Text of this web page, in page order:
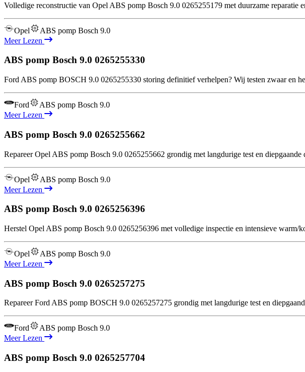
Volledige reconstructie van Opel ABS pomp Bosch 9.0 0265255179 met duurzame reparatie
Opel
ABS pomp Bosch 9.0
Meer Lezen
ABS pomp Bosch 9.0 0265255330
Ford ABS pomp BOSCH 9.0 0265255330 storing definitief verhelpen? Wij testen zwaar en
Ford
ABS pomp Bosch 9.0
Meer Lezen
ABS pomp Bosch 9.0 0265255662
Repareer Opel ABS pomp Bosch 9.0 0265255662 grondig met langdurige test en diepgaande
Opel
ABS pomp Bosch 9.0
Meer Lezen
ABS pomp Bosch 9.0 0265256396
Herstel Opel ABS pomp Bosch 9.0 0265256396 met volledige inspectie en intensieve warm/
Opel
ABS pomp Bosch 9.0
Meer Lezen
ABS pomp Bosch 9.0 0265257275
Repareer Ford ABS pomp BOSCH 9.0 0265257275 grondig met langdurige test en
Ford
ABS pomp Bosch 9.0
Meer Lezen
ABS pomp Bosch 9.0 0265257704